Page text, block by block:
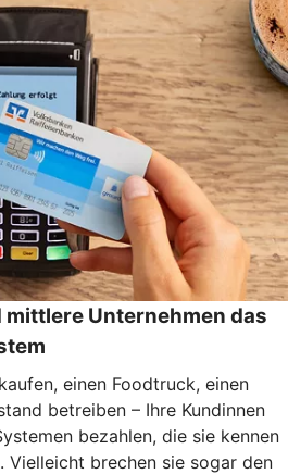
mittlere Unternehmen das
einen Foodtruck, einen
betreiben – Ihre Kundinnen
bezahlen, die sie kennen
Vielleicht brechen sie sogar den